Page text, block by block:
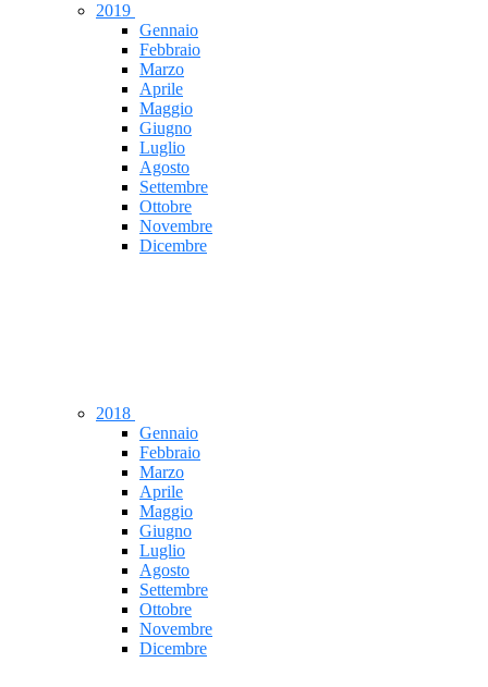
2019
Gennaio
Febbraio
Marzo
Aprile
Maggio
Giugno
Luglio
Agosto
Settembre
Ottobre
Novembre
Dicembre
2018
Gennaio
Febbraio
Marzo
Aprile
Maggio
Giugno
Luglio
Agosto
Settembre
Ottobre
Novembre
Dicembre